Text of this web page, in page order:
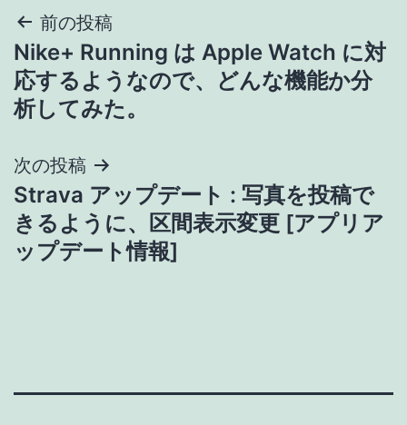
投
稿
ナ
ビ
ゲ
ー
前の投稿
Nike+ Running は Apple Watch に対
応するようなので、どんな機能か分
析してみた。
次の投稿
Strava アップデート : 写真を投稿で
きるように、区間表示変更 [アプリア
ップデート情報]